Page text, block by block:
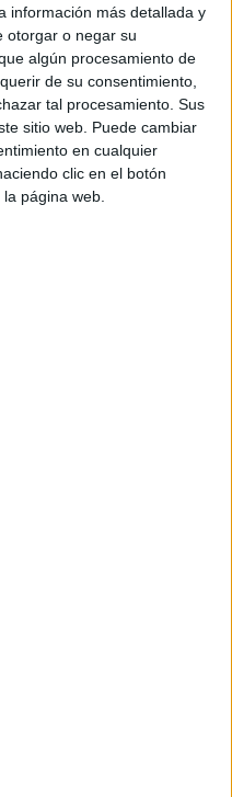
información más detallada y
otorgar o negar su
algún procesamiento de
de su consentimiento,
tal procesamiento. Sus
sitio web. Puede cambiar
en cualquier
clic en el botón
página web.
Decorar y dar
Relacionar los
elementos de
EXCLUSIVO DE